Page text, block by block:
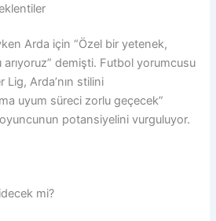
Arda için “Özel bir yetenek,
demişti. Futbol yorumcusu
Lig, Arda’nın stilini
uyum süreci zorlu geçecek”
potansiyelini vurguluyor.
mi?